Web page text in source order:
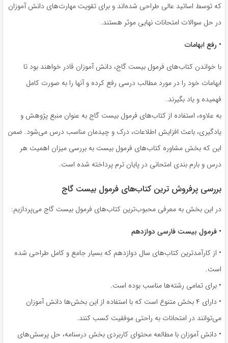
که توسط اساتید عالی طراحی شده‌اند و برای تقویت مهارت‌های دانش آموزان
در حل سوالات امتحانات نهایی موثر هستند.
• رفع ابهامات
با خواندن کتاب‌های فرمول بیست گاج، دانش آموزان قادر خواهند بود تا
ابهامات خود را در مورد مطالب درسی رفع کرده و آنها را به صورت کامل
فهمیده و یاد بگیرند.
به علاوه، استفاده از کتاب‌های فرمول بیست گاج به عنوان منبع پژوهش و
یادگیری، باعث افزایش اطلاعات، درک و چیدمان مناسب درس می‌شود. ضمن
این که بخش مشاوره کتاب‌های فرمول بیست به بررسی میزان اهمیت هر
درس و بارم بندی امتحانی در پایان ترم پرداخته شده است.
بررسی پرفروش ترین کتاب‌های فرمول بیست گاج
در این بخش به معرفی محبوب‌ترین کتاب‌های فرمول بیست گاج می‌پردازیم:
• فرمول بیست فارسی دوازدهم
• از کارآمدترین کتاب‌های سال دوازدهم که بسیار جامع و کامل طراحی شده
است.
• برای تمامی رشته‌ها مناسب بوده است.
• دارای ۴ بخش متنوع است که با استفاده از این بخش‌ها دانش آموزان
می‌توانند در امتحانات به راحتی موفقیت کسب کنند.
• دانش آموزان با مطالعه محتوای کاربردی بخش درسنامه، حل پرسش‌های